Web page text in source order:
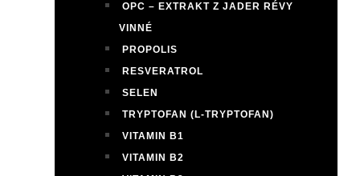
OPC – EXTRAKT Z JADER RÉVY
VINNÉ
PROPOLIS
RESVERATROL
SELEN
TRYPTOFAN (L-TRYPTOFAN)
VITAMIN B1
VITAMIN B2